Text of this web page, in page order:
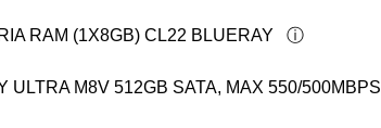
RAM (1X8GB) CL22 BLUERAY
ULTRA M8V 512GB SATA, MAX 550/500MBPS